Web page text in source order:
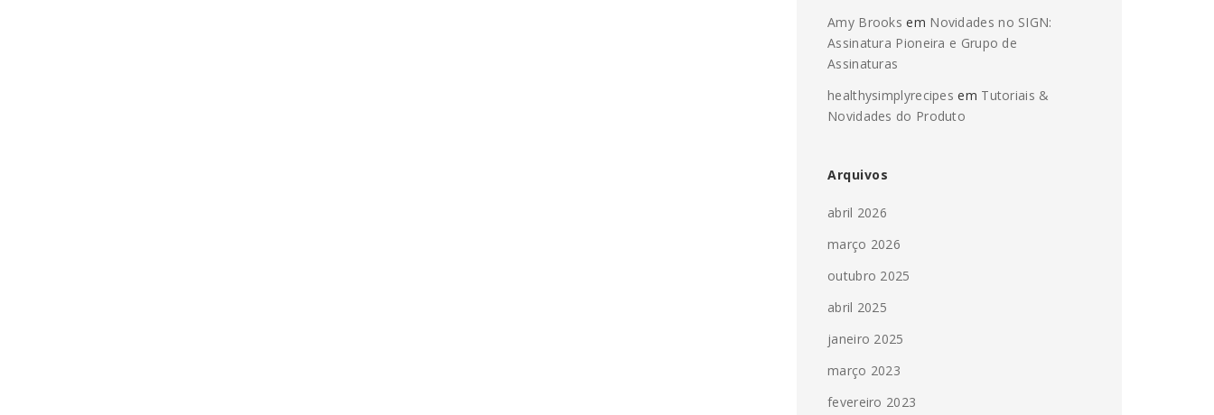
Amy Brooks em Novidades no SIGN:
Assinatura Pioneira e Grupo de
Assinaturas
healthysimplyrecipes em Tutoriais &
Novidades do Produto
Arquivos
abril 2026
março 2026
outubro 2025
abril 2025
janeiro 2025
março 2023
fevereiro 2023